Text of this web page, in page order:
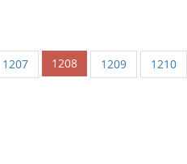
1207 1208 1209 1210